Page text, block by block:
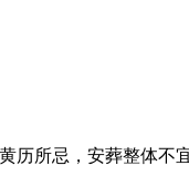
历所忌，安葬整体不